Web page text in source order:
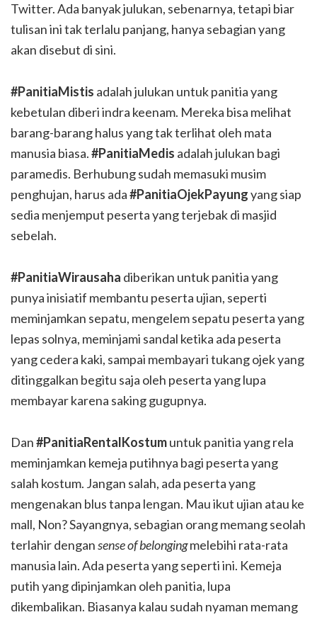
Twitter. Ada banyak julukan, sebenarnya, tetapi biar
tulisan ini tak terlalu panjang, hanya sebagian yang
akan disebut di sini.
#PanitiaMistis adalah julukan untuk panitia yang
kebetulan diberi indra keenam. Mereka bisa melihat
barang-barang halus yang tak terlihat oleh mata
manusia biasa.#PanitiaMedis adalah julukan bagi
paramedis. Berhubung sudah memasuki musim
penghujan, harus ada#PanitiaOjekPayungyang siap
sedia menjemput peserta yang terjebak di masjid
sebelah.
#PanitiaWirausaha diberikan untuk panitia yang
punya inisiatif membantu peserta ujian, seperti
meminjamkan sepatu, mengelem sepatu peserta yang
lepas solnya, meminjami sandal ketika ada peserta
yang cedera kaki, sampai membayari tukang ojek yang
ditinggalkan begitu saja oleh peserta yang lupa
membayar karena saking gugupnya.
Dan#PanitiaRentalKostumuntuk panitia yang rela
meminjamkan kemeja putihnya bagi peserta yang
salah kostum. Jangan salah, ada peserta yang
mengenakan blus tanpa lengan. Mau ikut ujian atau ke
mall, Non? Sayangnya, sebagian orang memang seolah
terlahir dengansense of belongingmelebihi rata-rata
manusia lain. Ada peserta yang seperti ini. Kemeja
putih yang dipinjamkan oleh panitia, lupa
dikembalikan. Biasanya kalau sudah nyaman memang